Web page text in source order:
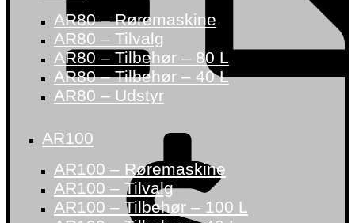
AR80 – Røremaskine
AR80 – Tilvalg
AR80 – Tilbehør – 80 L
AR80 – Tilbehør – 40 L
AR80 – Udstyr
AR100
AR100 – Røremaskine
AR100 – Tilvalg
AR100 – Tilbehør – 100 L